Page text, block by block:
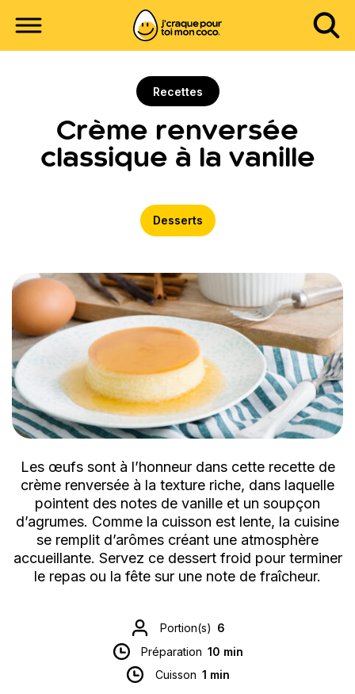
Recettes
Crème renversée
classique à la vanille
Desserts
Les œufs sont à l’honneur dans cette recette de
crème renversée à la texture riche, dans laquelle
pointent des notes de vanille et un soupçon
d’agrumes. Comme la cuisson est lente, la cuisine
se remplit d’arômes créant une atmosphère
accueillante. Servez ce dessert froid pour terminer
le repas ou la fête sur une note de fraîcheur.
Portion(s) 6
Préparation 10 min
Cuisson 1 min